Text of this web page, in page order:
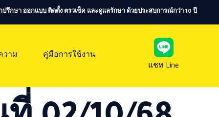
ปรึกษา ออกแบบ ติดตั้ง ตรวเช็ค และดูแลรักษา ด้วยประสบการณ์กว่า 10 ปี
วาม
คู่มือการใช้งาน
แชท Line